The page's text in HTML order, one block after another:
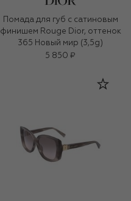
Помада для губ с сатиновым
финишем Rouge Dior, оттенок
365 Новый мир (3,5g)
5 850 ₽